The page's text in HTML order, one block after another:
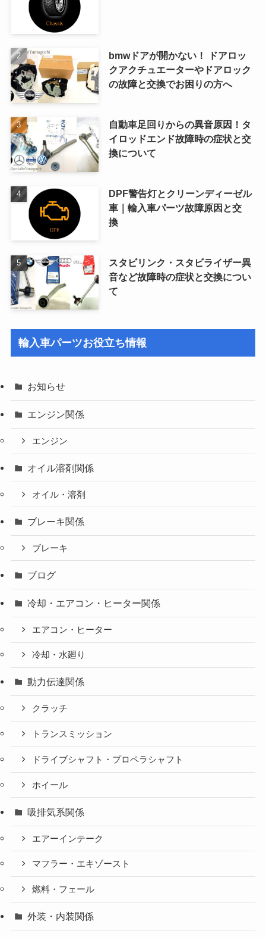
bmwドアが開かない！ ドアロッ
クアクチュエーターやドアロック
の故障と交換でお困りの方へ
自動車足回りからの異音原因！タ
イロッドエンド故障時の症状と交
換について
DPF警告灯とクリーンディーゼル
車｜輸入車パーツ故障原因と交
換
スタビリンク・スタビライザー異
音など故障時の症状と交換につい
て
輸入車パーツお役立ち情報
お知らせ
エンジン関係
エンジン
オイル溶剤関係
オイル・溶剤
ブレーキ関係
ブレーキ
ブログ
冷却・エアコン・ヒーター関係
エアコン・ヒーター
冷却・水廻り
動力伝達関係
クラッチ
トランスミッション
ドライブシャフト・プロペラシャフト
ホイール
吸排気系関係
エアーインテーク
マフラー・エキゾースト
燃料・フェール
外装・内装関係